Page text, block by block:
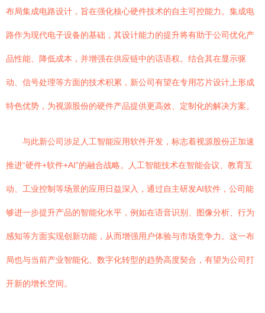
布局集成电路设计，旨在强化核心硬件技术的自主可控能力。集成电
路作为现代电子设备的基础，其设计能力的提升将有助于公司优化产
品性能、降低成本，并增强在供应链中的话语权。结合其在显示驱
动、信号处理等方面的技术积累，新公司有望在专用芯片设计上形成
特色优势，为视源股份的硬件产品提供更高效、定制化的解决方案。
与此新公司涉足人工智能应用软件开发，标志着视源股份正加速
推进“硬件+软件+AI”的融合战略。人工智能技术在智能会议、教育互
动、工业控制等场景的应用日益深入，通过自主研发AI软件，公司能
够进一步提升产品的智能化水平，例如在语音识别、图像分析、行为
感知等方面实现创新功能，从而增强用户体验与市场竞争力。这一布
局也与当前产业智能化、数字化转型的趋势高度契合，有望为公司打
开新的增长空间。